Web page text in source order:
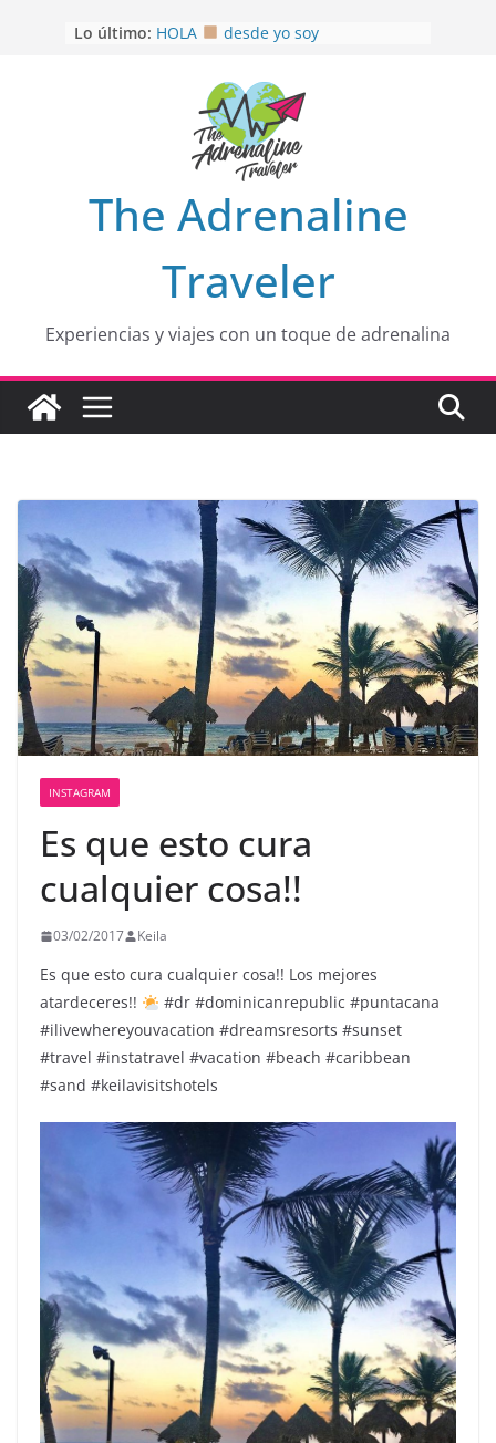
Lo último: OTRA PERSPECTIVA de RÍO EL
Aprovechando que Wen tenía que
EL SENDERO DEL CACAO: Excelente
opción
HOSPEDAJE AL NATURALSHH !!
En
The Adrenaline
Traveler
Experiencias y viajes con un toque de adrenalina
INSTAGRAM
Es que esto cura
cualquier cosa!!
03/02/2017 Keila
Es que esto cura cualquier cosa!! Los mejores
atardeceres!!
#dr #dominicanrepublic #puntacana
#ilivewhereyouvacation #dreamsresorts #sunset
#travel #instatravel #vacation #beach #caribbean
#sand #keilavisitshotels